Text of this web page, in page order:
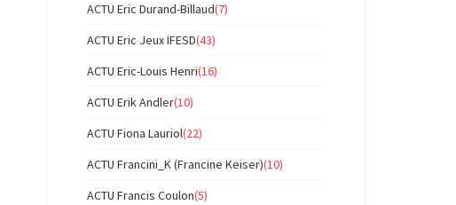
ACTU Eric Durand-Billaud(7)
ACTU Eric Jeux IFESD(43)
ACTU Eric-Louis Henri(16)
ACTU Erik Andler(10)
ACTU Fiona Lauriol(22)
ACTU Francini_K (Francine Keiser)(10)
ACTU Francis Coulon(5)